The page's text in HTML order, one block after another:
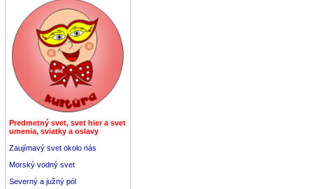
Predmetný svet, svet hier a svet
umenia, sviatky a oslavy
Zaujímavý svet okolo nás
Morský vodný svet
Severný a južný pól